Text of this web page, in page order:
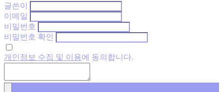
글쓴이
이메일
비밀번호
비밀번호 확인
개인정보 수집 및 이용에 동의합니다.